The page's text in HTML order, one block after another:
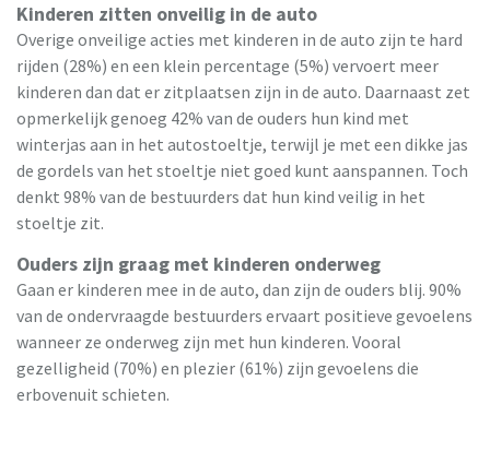
Kinderen zitten onveilig in de auto
Overige onveilige acties met kinderen in de auto zijn te hard
rijden (28%) en een klein percentage (5%) vervoert meer
kinderen dan dat er zitplaatsen zijn in de auto. Daarnaast zet
opmerkelijk genoeg 42% van de ouders hun kind met
winterjas aan in het autostoeltje, terwijl je met een dikke jas
de gordels van het stoeltje niet goed kunt aanspannen. Toch
denkt 98% van de bestuurders dat hun kind veilig in het
stoeltje zit.
Ouders zijn graag met kinderen onderweg
Gaan er kinderen mee in de auto, dan zijn de ouders blij. 90%
van de ondervraagde bestuurders ervaart positieve gevoelens
wanneer ze onderweg zijn met hun kinderen. Vooral
gezelligheid (70%) en plezier (61%) zijn gevoelens die
erbovenuit schieten.